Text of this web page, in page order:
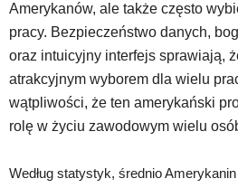
Amerykanów, ale także często
pracy. Bezpieczeństwo danych,
oraz intuicyjny interfejs sprawiają,
atrakcyjnym wyborem dla wielu
wątpliwości, że ten amerykański
rolę w życiu zawodowym wielu
Według statystyk, średnio